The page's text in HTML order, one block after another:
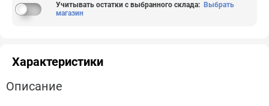
Учитывать остатки с выбранного склада: Выбрать
магазин
Характеристики
Описание